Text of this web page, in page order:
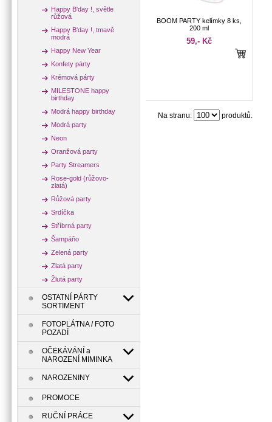
Happy B'day !, světle
růžová
Happy B'day !, tmavě
modrá
Happy New Year
Konfety párty
Krémová párty
MILESTONE happy
birthday
Modrá happy birthday
Modrá party
Neon
Oranžová party
Party Streamers
Rose-gold (růžovo-
zlatá)
Růžová party
Srdíčka
Stříbrná party
Šampáňo
Zelená party
Zlatá party
Žlutá party
OSTATNÍ PÁRTY
SORTIMENT
FOTOPLÁTNA / FOTO
POZADÍ
OČEKÁVÁNÍ a
NAROZENÍ MIMINKA
NAROZENINY
PROMOCE
RUČNÍ PRÁCE
BOOM PARTY kelímky 8 ks,
200 ml
59,- Kč
Na stranu: produktů.